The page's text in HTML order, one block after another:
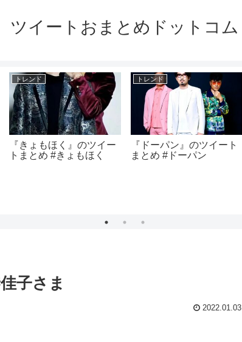
ツイートおまとめドットコム
トレンド
『きょもほく』のツイー
トまとめ #きょもほく
トレンド
『ドーパン』のツイート
まとめ #ドーパン
子さま
2022.01.03